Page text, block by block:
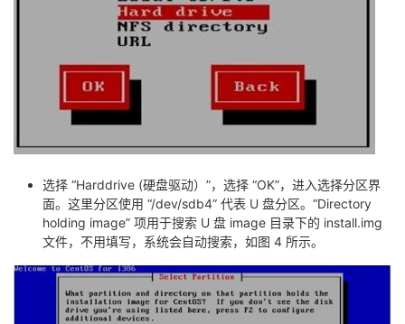
选择 “Harddrive (硬盘驱动）”，选择 “OK”，进入选择分区界
面。这里分区使用 “/dev/sdb4” 代表 U 盘分区。“Directory
holding image” 项用于搜索 U 盘 image 目录下的 install.img
文件，不用填写，系统会自动搜索，如图 4 所示。